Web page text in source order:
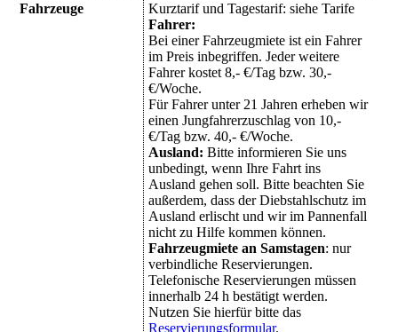
Fahrzeuge
Kurztarif und Tagestarif: siehe Tarife
Fahrer:
Bei einer Fahrzeugmiete ist ein Fahrer
im Preis inbegriffen. Jeder weitere
Fahrer kostet 8,- €/Tag bzw. 30,-
€/Woche.
Für Fahrer unter 21 Jahren erheben wir
einen Jungfahrerzuschlag von 10,-
€/Tag bzw. 40,- €/Woche.
Ausland: Bitte informieren Sie uns
unbedingt, wenn Ihre Fahrt ins
Ausland gehen soll. Bitte beachten Sie
außerdem, dass der Diebstahlschutz im
Ausland erlischt und wir im Pannenfall
nicht zu Hilfe kommen können.
Fahrzeugmiete an Samstagen: nur
verbindliche Reservierungen.
Telefonische Reservierungen müssen
innerhalb 24 h bestätigt werden.
Nutzen Sie hierfür bitte das
Reservierungsformular.